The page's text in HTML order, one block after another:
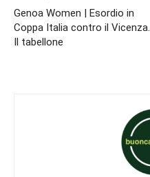
Genoa Women | Esordio in
Coppa Italia contro il Vicenza.
Il tabellone